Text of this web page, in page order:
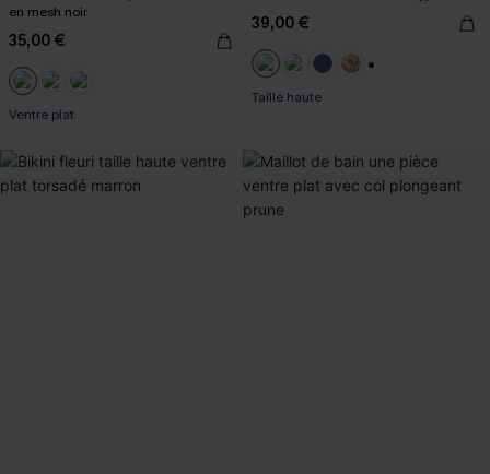
en mesh noir
35,00 €
Ventre plat
39,00 €
Taille haute